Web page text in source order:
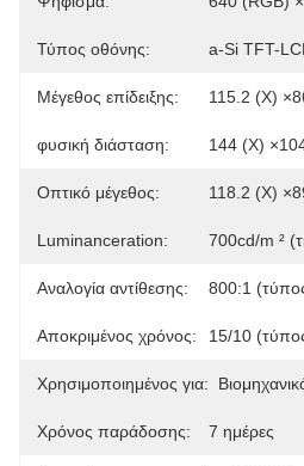
Τύπος οθόνης: a-Si TFT-
Μέγεθος επίδειξης: 115.2 (Χ)
φυσική διάσταση: 144 (Χ)
Οπτικό μέγεθος: 118.2 (Χ)
Luminanceration: 700cd/m ²
Αναλογία αντίθεσης: 800:1
Αποκριμένος χρόνος: 15/10
Χρησιμοποιημένος για:
Χρόνος παράδοσης: 7 ημέρες